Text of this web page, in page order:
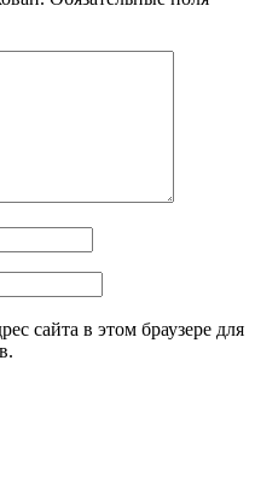
сайта в этом браузере для